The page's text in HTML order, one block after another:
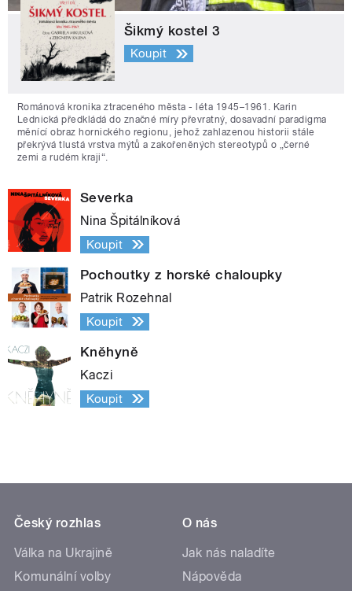
Šikmý kostel 3
Koupit
Románová kronika ztraceného města - léta 1945–1961. Karin
Lednická předkládá do značné míry převratný, dosavadní paradigma
měnící obraz hornického regionu, jehož zahlazenou historii stále
překrývá tlustá vrstva mýtů a zakořeněných stereotypů o „černé
zemi a rudém kraji“.
Severka
Nina Špitálníková
Koupit
Pochoutky z horské chaloupky
Patrik Rozehnal
Koupit
Kněhyně
Kaczi
Koupit
Český rozhlas
Válka na Ukrajině
Komunální volby
O nás
Jak nás naladíte
Nápověda